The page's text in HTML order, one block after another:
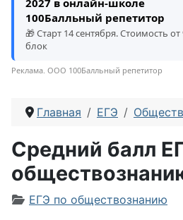
2027 в онлайн-школе
100Балльный репетитор
🎁 Старт 14 сентября. Стоимость от
блок
Реклама. ООО 100Балльный репетитор
Главная ЕГЭ
Средний балл
Информация о материале
ЕГЭ по обществознанию